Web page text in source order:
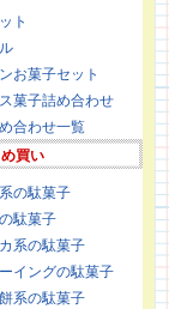
ト
お菓子セット
菓子詰め合わせ
合わせ一覧
買い
の駄菓子
駄菓子
系の駄菓子
イングの駄菓子
系の駄菓子